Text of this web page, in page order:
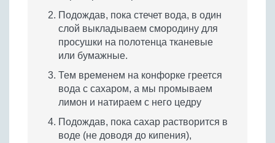
Подождав, пока стечет вода, в один
слой выкладываем смородину для
просушки на полотенца тканевые
или бумажные.
Тем временем на конфорке греется
вода с сахаром, а мы промываем
лимон и натираем с него цедру
Подождав, пока сахар растворится в
воде (не доводя до кипения),